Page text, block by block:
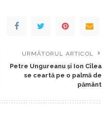
URMĂTORUL ARTICOL
Petre Ungureanu şi Ion Cîlea
se ceartă pe o palmă de
pământ